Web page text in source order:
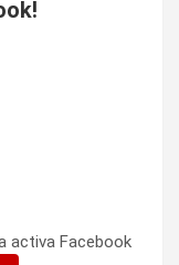
activa Facebook